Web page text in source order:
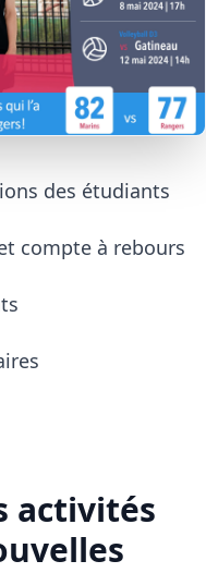
des étudiants
compte à rebours
activités